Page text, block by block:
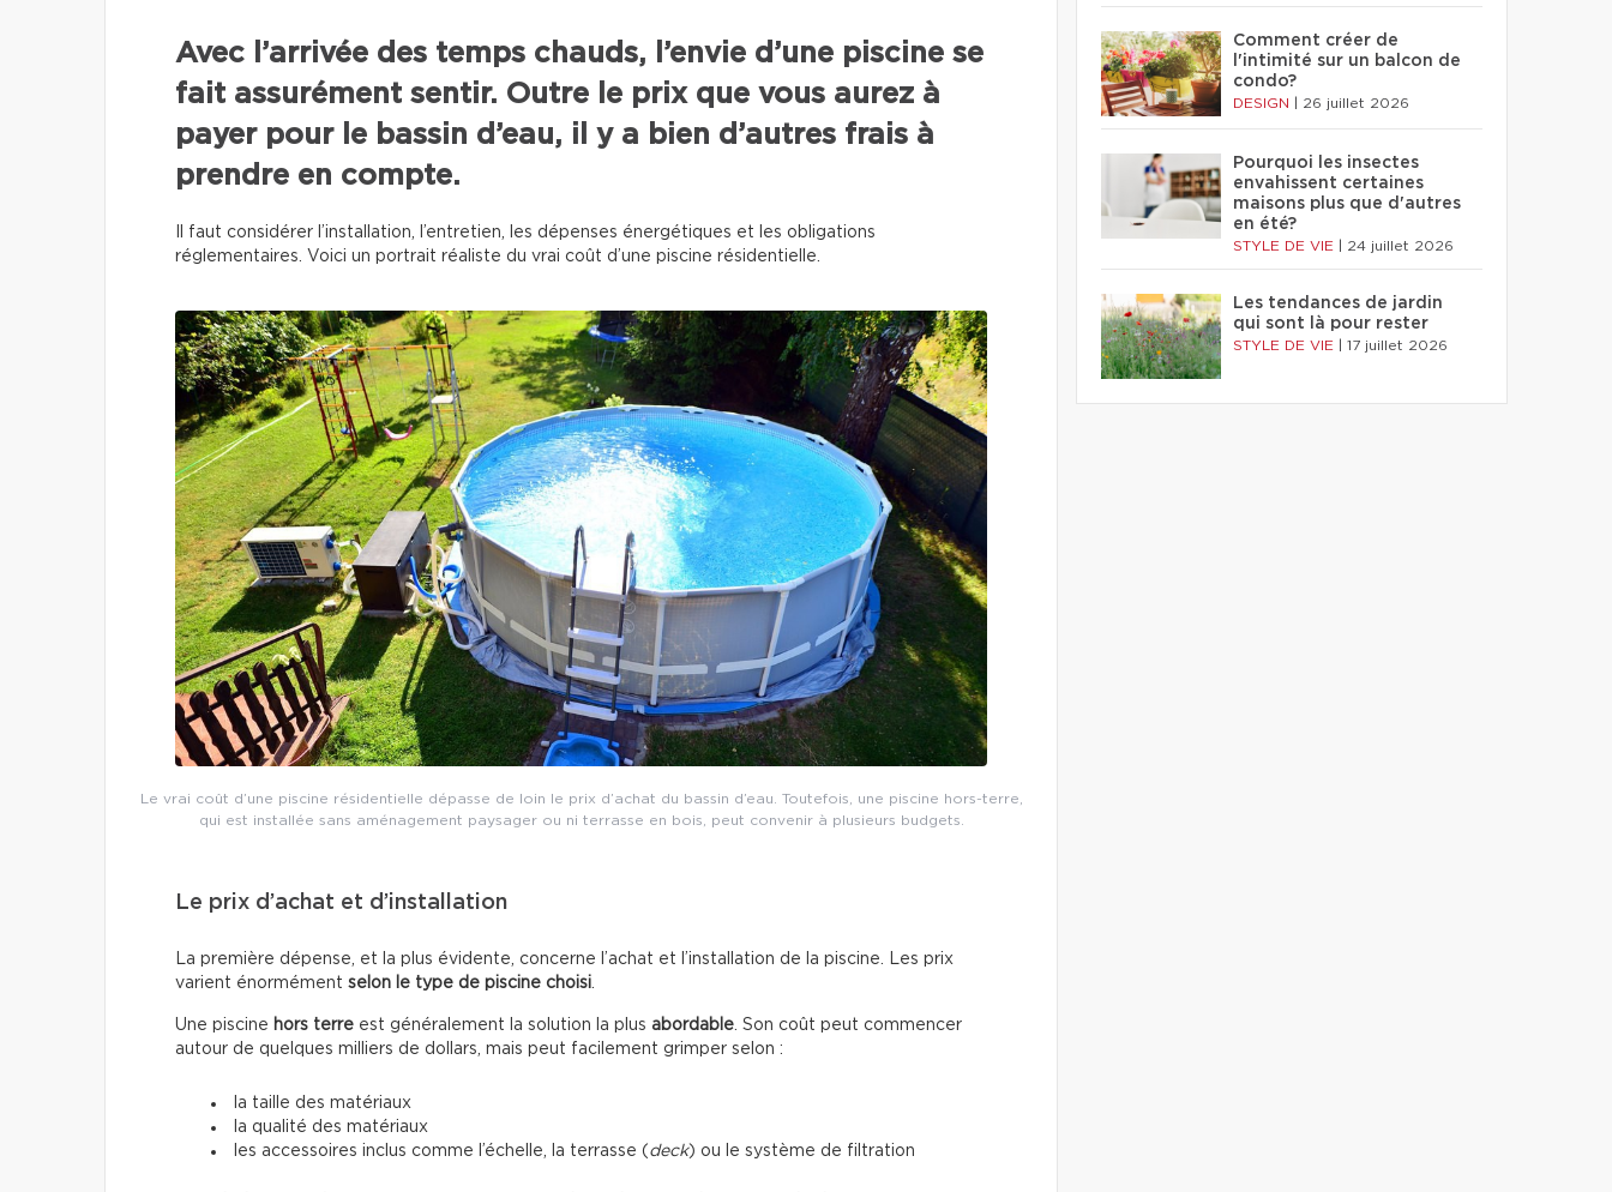
Avec l’arrivée des temps chauds, l’envie d’une piscine se
fait assurément sentir. Outre le prix que vous aurez à
payer pour le bassin d’eau, il y a bien d’autres frais à
prendre en compte.
Il faut considérer l’installation, l’entretien, les dépenses énergétiques et les obligations
réglementaires. Voici un portrait réaliste du vrai coût d’une piscine résidentielle.
Le vrai coût d’une piscine résidentielle dépasse de loin le prix d’achat du bassin d’eau. Toutefois, une piscine hors-terre,
qui est installée sans aménagement paysager ou ni terrasse en bois, peut convenir à plusieurs budgets.
Le prix d’achat et d’installation
La première dépense, et la plus évidente, concerne l’achat et l’installation de la piscine. Les prix
varient énormément selon le type de piscine choisi.
Une piscine hors terre est généralement la solution la plus abordable. Son coût peut commencer
autour de quelques milliers de dollars, mais peut facilement grimper selon :
la taille des matériaux
la qualité des matériaux
les accessoires inclus comme l’échelle, la terrasse ( deck) ou le système de filtration
Comment créer de
l'intimité sur un balcon de
condo?
DESIGN 26 juillet 2026
Pourquoi les insectes
envahissent certaines
maisons plus que d'autres
en été?
STYLE DE VIE 24 juillet 2026
Les tendances de jardin
qui sont là pour rester
STYLE DE VIE 17 juillet 2026